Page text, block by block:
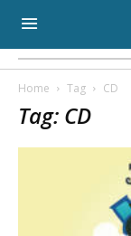
Home Tag CD
Tag: CD